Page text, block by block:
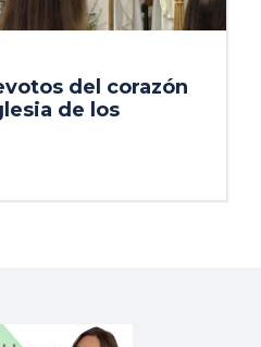
del corazón
de los